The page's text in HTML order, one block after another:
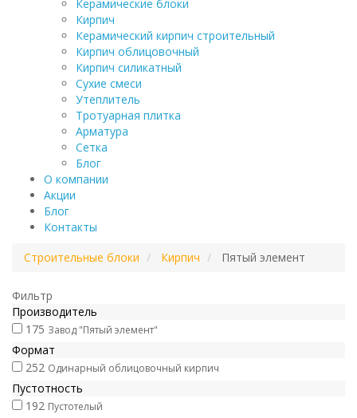
Керамические блоки
Кирпич
Керамический кирпич строительный
Кирпич облицовочный
Кирпич силикатный
Сухие смеси
Утеплитель
Тротуарная плитка
Арматура
Сетка
Блог
О компании
Акции
Блог
Контакты
Строительные блоки
Кирпич Пятый элемент
Фильтр
Производитель
175 Завод "Пятый элемент"
Формат
252 Одинарный облицовочный кирпич
Пустотность
192 Пустотелый